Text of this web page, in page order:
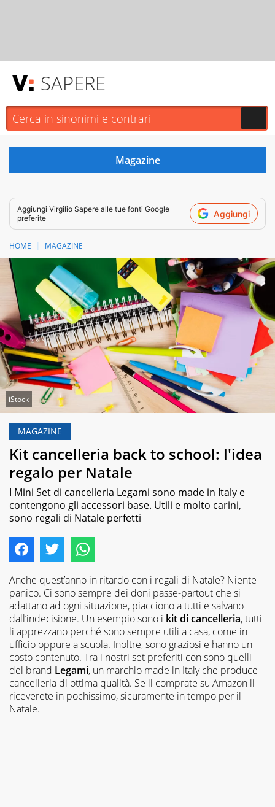
SAPERE
Aggiungi Virgilio Sapere alle tue fonti Google
preferite
Aggiungi
HOME MAGAZINE
iStock
MAGAZINE
Kit cancelleria back to school: l'idea
regalo per Natale
I Mini Set di cancelleria Legami sono made in Italy e
contengono gli accessori base. Utili e molto carini,
sono regali di Natale perfetti
Anche quest’anno in ritardo con i regali di Natale? Niente
panico. Ci sono sempre dei doni passe-partout che si
adattano ad ogni situazione, piacciono a tutti e salvano
dall’indecisione. Un esempio sono i kit di cancelleria, tutti
li apprezzano perché sono sempre utili a casa, come in
ufficio oppure a scuola. Inoltre, sono graziosi e hanno un
costo contenuto. Tra i nostri set preferiti con sono quelli
del brand Legami, un marchio made in Italy che produce
cancelleria di ottima qualità. Se li comprate su Amazon li
riceverete in pochissimo, sicuramente in tempo per il
Natale.